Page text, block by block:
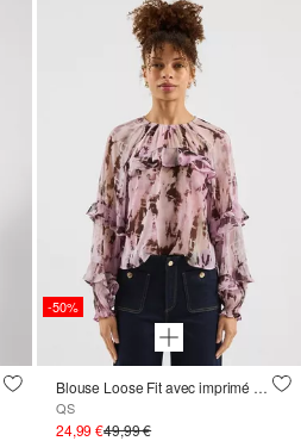
-50%
Blouse Loose Fit avec imprimé et manches longues froncées
QS
24,99 €49,99 €